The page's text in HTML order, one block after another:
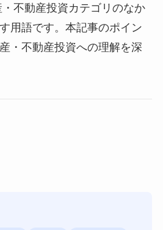
不動産投資カテゴリのなか
用語です。本記事のポイン
・不動産投資への理解を深